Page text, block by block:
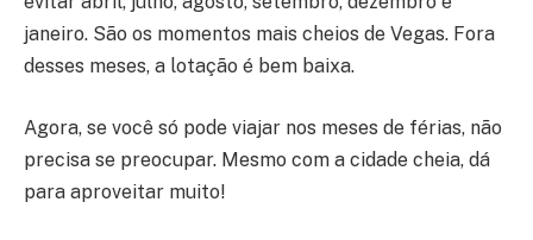
janeiro. São os momentos mais cheios de Vegas. Fora
desses meses, a lotação é bem baixa.
Agora, se você só pode viajar nos meses de férias, não
precisa se preocupar. Mesmo com a cidade cheia, dá
para aproveitar muito!